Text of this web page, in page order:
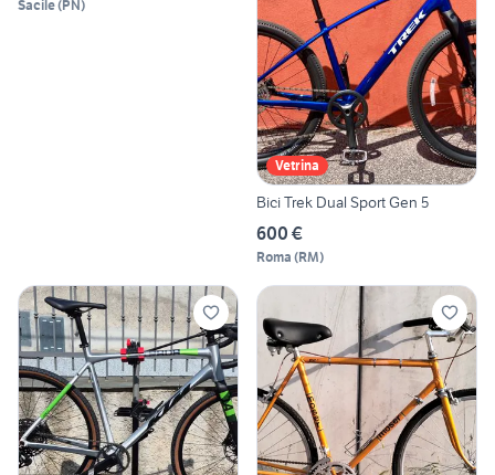
Sacile(PN)
Vetrina
Bici Trek Dual Sport Gen 5
600 €
Roma (RM)